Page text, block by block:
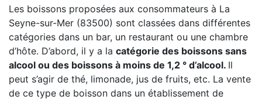
Les boissons proposées aux consommateurs à La
Seyne-sur-Mer (83500) sont classées dans différentes
catégories dans un bar, un restaurant ou une chambre
d’hôte. D’abord, il y a la catégorie des boissons sans
alcool ou des boissons à moins de 1,2 ° d’alcool. Il
peut s’agir de thé, limonade, jus de fruits, etc. La vente
de ce type de boisson dans un établissement de